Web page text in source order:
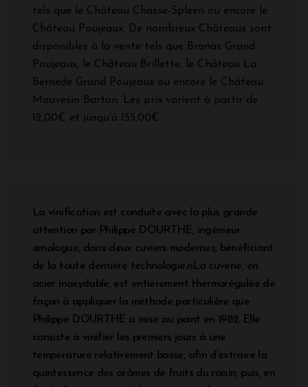
tels que le Château Chasse-Spleen ou encore le
Château Poujeaux. De nombreux Châteaux sont
disponibles à la vente tels que Branas Grand
Poujeaux, le Château Brillette, le Château La
Bernede Grand Poujeaux ou encore le Château
Mauvesin Barton. Les prix varient à partir de
12,00€ et jusqu'à 155,00€
La vinification est conduite avec la plus grande
attention par Philippe DOURTHE, ingénieur
œnologue, dans deux cuviers modernes, bénéficiant
de la toute dernière technologie.nLa cuverie, en
acier inoxydable, est entièrement thermorégulée de
façon à appliquer la méthode particulière que
Philippe DOURTHE a mise au point en 1982. Elle
consiste à vinifier les premiers jours à une
température relativement basse, afin d’extraire la
quintessence des arômes de fruits du raisin, puis, en